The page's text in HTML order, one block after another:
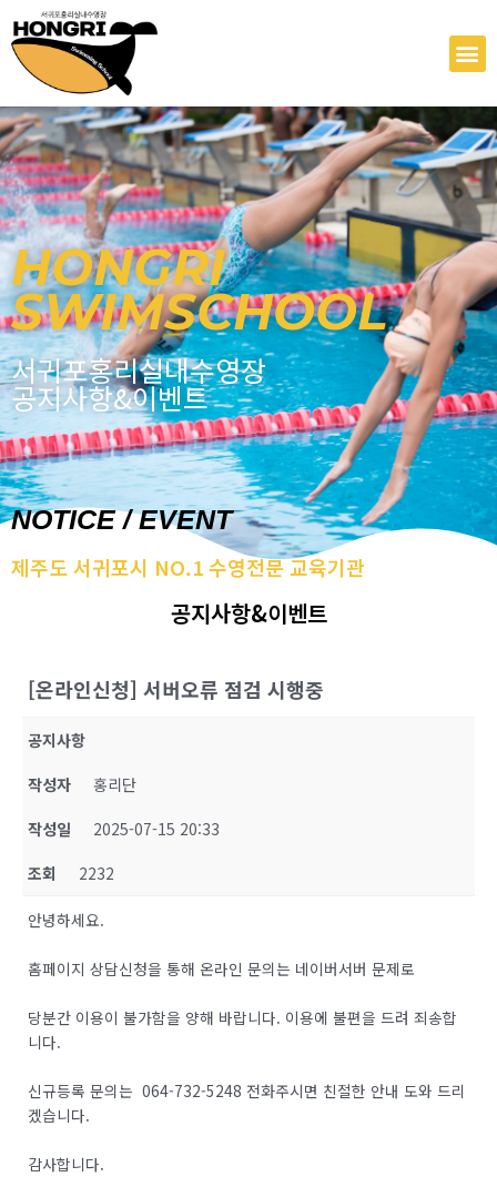
텐
건
너
뛰
기
HONGRI
SWIMSCHOOL
서귀포홍리실내수영장
공지사항&이벤트
NOTICE / EVENT
제주도 서귀포시 NO.1 수영전문 교육기관
공지사항&이벤트
[온라인신청] 서버오류 점검 시행중
공지사항
작성자
홍리단
작성일
2025-07-15 20:33
조회
2232
안녕하세요.
홈페이지 상담신청을 통해 온라인 문의는 네이버서버 문제로
당분간 이용이 불가함을 양해 바랍니다. 이용에 불편을 드려 죄송합
니다.
신규등록 문의는 064-732-5248 전화주시면 친절한 안내 도와 드리
겠습니다.
감사합니다.